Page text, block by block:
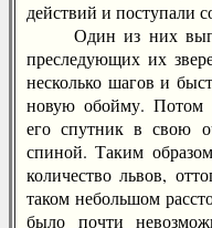
действий и поступали
Один из них
преследующих их
несколько шагов и
новую обойму. Потом
его спутник в свою
спиной. Таким
количество львов,
таком небольшом
было почти